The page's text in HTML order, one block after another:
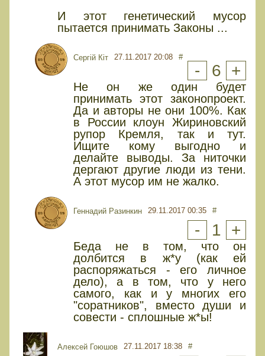
И этот генетический мусор
пытается принимать Законы ...
Сергій Кіт 27.11.2017 20:08 #
- 6 +
Не он же один будет
принимать этот законопроект.
Да и авторы не они 100%. Как
в России клоун Жириновский
рупор Кремля, так и тут.
Ищите кому выгодно и
делайте выводы. За ниточки
дергают другие люди из тени.
А этот мусор им не жалко.
Геннадий Разинкин 29.11.2017 00:35 #
- 1 +
Беда не в том, что он
долбится в ж*у (как ей
распоряжаться - его личное
дело), а в том, что у него
самого, как и у многих его
"соратников", вместо души и
совести - сплошные ж*ы!
Алексей Гоюшов 27.11.2017 18:38 #